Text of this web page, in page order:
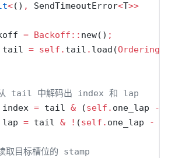
<() , SendTimeoutError<T>>
= Backoff:: new() ;
tail = self . tail . load(Ordering::
tail 中解码出 index 和 lap
index = tail & (self . one_lap -
lap = tail & ! (self . one_lap -
目标槽位的 stamp